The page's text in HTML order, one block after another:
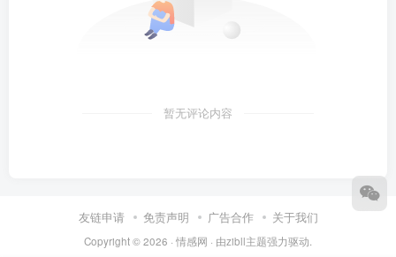
暂无评论内容
友链申请 免责声明 广告合作 关于我们
Copyright © 2026 · 情感网 · 由zibll主题强力驱动.